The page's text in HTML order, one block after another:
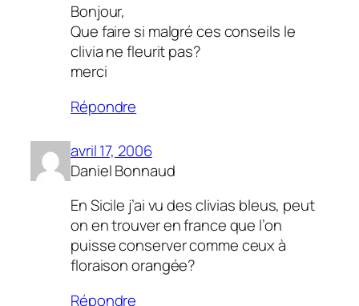
Bonjour,
Que faire si malgré ces conseils le
clivia ne fleurit pas?
merci
Répondre
avril 17, 2006
Daniel Bonnaud
En Sicile j’ai vu des clivias bleus, peut
on en trouver en france que l’on
puisse conserver comme ceux à
floraison orangée?
Répondre